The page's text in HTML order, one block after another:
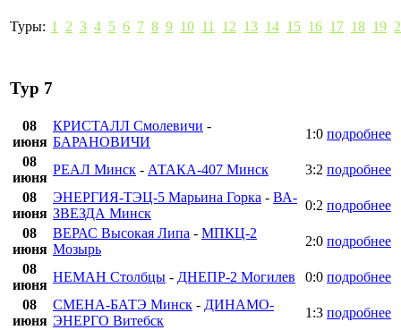
Туры: 1 2 3 4 5 6 7 8 9 10 11 12 13 14 15 16 17 18 19
Тур 7
08
июня
КРИСТАЛЛ Смолевичи -
БАРАНОВИЧИ
1:0 подробнее
08
июня
РЕАЛ Минск - АТАКА-407 Минск 3:2 подробнее
08
июня
ЭНЕРГИЯ-ТЭЦ-5 Марьина Горка - ВА-
ЗВЕЗДА Минск
0:2 подробнее
08
июня
ВЕРАС Высокая Липа - МПКЦ-2
Мозырь
2:0 подробнее
08
июня
НЕМАН Столбцы - ДНЕПР-2 Могилев 0:0 подробнее
08
июня
СМЕНА-БАТЭ Минск - ДИНАМО-
ЭНЕРГО Витебск
1:3 подробнее